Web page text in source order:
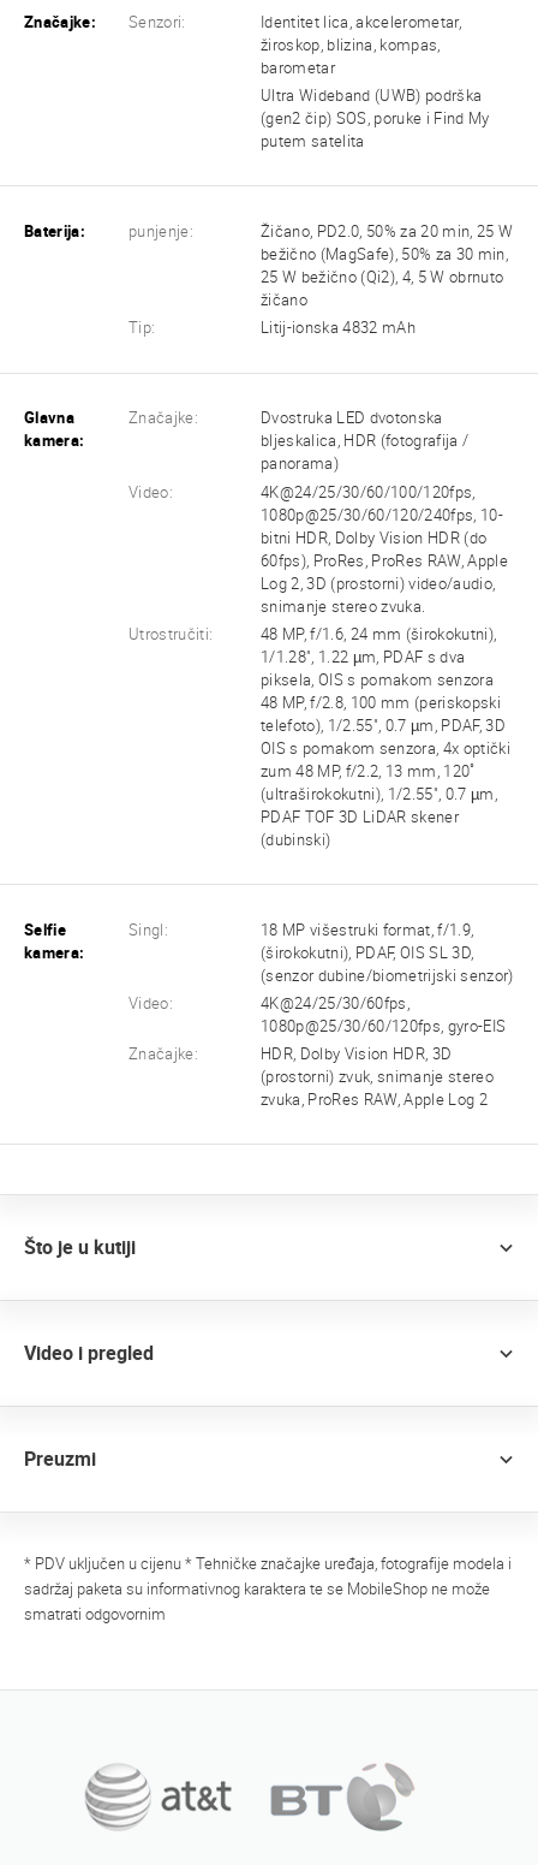
Značajke: Senzori:
Identitet lica, akcelerometar,
žiroskop, blizina, kompas,
barometar
Ultra Wideband (UWB) podrška
(gen2 čip) SOS, poruke i Find My
putem satelita
Baterija: punjenje:
Žičano, PD2.0, 50% za 20 min, 25 W
bežično (MagSafe), 50% za 30 min,
25 W bežično (Qi2), 4, 5 W obrnuto
žičano
Tip:
Litij-ionska 4832 mAh
Glavna
kamera:
Značajke:
Dvostruka LED dvotonska
bljeskalica, HDR (fotografija /
panorama)
Video:
4K@24/25/30/60/100/120fps,
1080p@25/30/60/120/240fps, 10-
bitni HDR, Dolby Vision HDR (do
60fps), ProRes, ProRes RAW, Apple
Log 2, 3D (prostorni) video/audio,
snimanje stereo zvuka.
Utrostručiti:
48 MP, f/1.6, 24 mm (širokokutni),
1/1.28", 1.22 µm, PDAF s dva
piksela, OIS s pomakom senzora
48 MP, f/2.8, 100 mm (periskopski
telefoto), 1/2.55", 0.7 µm, PDAF, 3D
OIS s pomakom senzora, 4x optički
zum 48 MP, f/2.2, 13 mm, 120˚
(ultraširokokutni), 1/2.55", 0.7 µm,
PDAF TOF 3D LiDAR skener
(dubinski)
Selfie
kamera:
Singl:
18 MP višestruki format, f/1.9,
(širokokutni), PDAF, OIS SL 3D,
(senzor dubine/biometrijski senzor)
Video:
4K@24/25/30/60fps,
1080p@25/30/60/120fps, gyro-EIS
Značajke:
HDR, Dolby Vision HDR, 3D
(prostorni) zvuk, snimanje stereo
zvuka, ProRes RAW, Apple Log 2
Što je u kutiji
Video i pregled
Preuzmi
* PDV uključen u cijenu * Tehničke značajke uređaja, fotografije modela i
sadržaj paketa su informativnog karaktera te se MobileShop ne može
smatrati odgovornim